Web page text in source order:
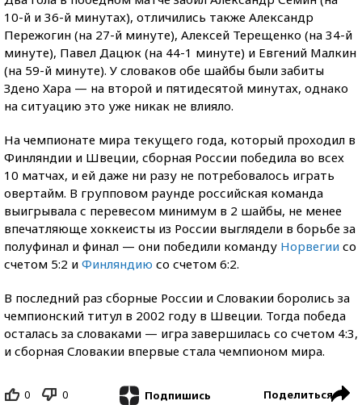
10-й и 36-й минутах), отличились также Александр
Пережогин (на 27-й минуте), Алексей Терещенко (на 34-й
минуте), Павел Дацюк (на 44-1 минуте) и Евгений Малкин
(на 59-й минуте). У словаков обе шайбы были забиты
Здено Хара — на второй и пятидесятой минутах, однако
на ситуацию это уже никак не влияло.
На чемпионате мира текущего года, который проходил в
Финляндии и Швеции, сборная России победила во всех
10 матчах, и ей даже ни разу не потребовалось играть
овертайм. В групповом раунде российская команда
выигрывала с перевесом минимум в 2 шайбы, не менее
впечатляюще хоккеисты из России выглядели в борьбе за
полуфинал и финал — они победили команду Норвегии со
счетом 5:2 и Финляндию со счетом 6:2.
В последний раз сборные России и Словакии боролись за
чемпионский титул в 2002 году в Швеции. Тогда победа
осталась за словаками — игра завершилась со счетом 4:3,
и сборная Словакии впервые стала чемпионом мира.
0 0 Подпишись Поделиться